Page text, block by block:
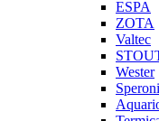
ESPA
ZOTA
Valtec
Wester
Speroni